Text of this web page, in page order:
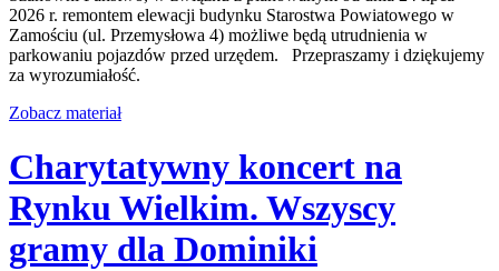
2026 r. remontem elewacji budynku Starostwa Powiatowego w
Zamościu (ul. Przemysłowa 4) możliwe będą utrudnienia w
parkowaniu pojazdów przed urzędem. Przepraszamy i dziękujemy
za wyrozumiałość.
Zobacz materiał
Charytatywny koncert na
Rynku Wielkim. Wszyscy
gramy dla Dominiki